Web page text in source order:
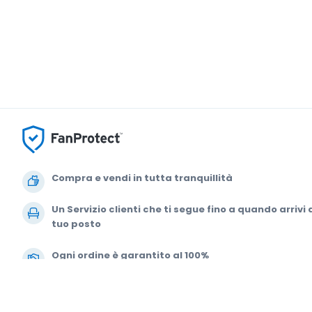
Compra e vendi in tutta tranquillità
Un Servizio clienti che ti segue fino a quando arrivi
tuo posto
Ogni ordine è garantito al 100%